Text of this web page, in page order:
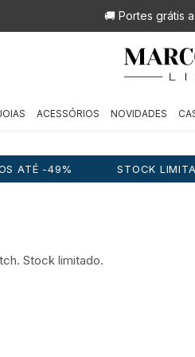
🚚 Portes grátis
ACESSÓRIOS NOVIDADES
STOCK LIMITADO
Stock limitado.